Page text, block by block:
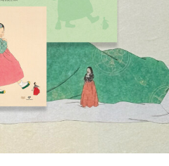
하고 싶은 날에 사랑하는 사람들
나 기분좋은 식사를 기다린다. 그
라고 물어본다.